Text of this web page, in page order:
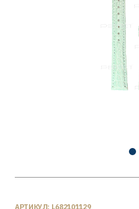
АРТИКУЛ: L682101129